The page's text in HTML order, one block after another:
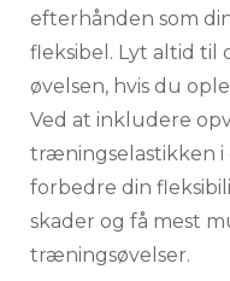
efterhånden som
fleksibel. Lyt altid til
øvelsen, hvis du
Ved at inkludere
træningselastikken
forbedre din
skader og få mest
træningsøvelser.